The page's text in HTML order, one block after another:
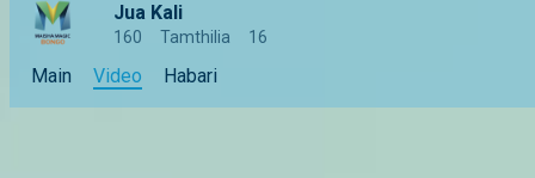
Jua Kali
160 Tamthilia 16
Main Video Habari